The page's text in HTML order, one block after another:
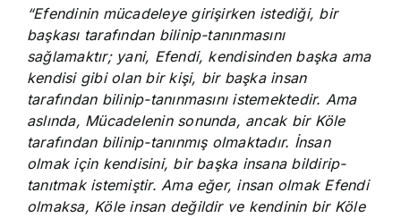
“Efendinin mücadeleye girişirken istediği, bir
başkası tarafından bilinip-tanınmasını
sağlamaktır; yani, Efendi, kendisinden başka ama
kendisi gibi olan bir kişi, bir başka insan
tarafından bilinip-tanınmasını istemektedir. Ama
aslında, Mücadelenin sonunda, ancak bir Köle
tarafından bilinip-tanınmış olmaktadır. İnsan
olmak için kendisini, bir başka insana bildirip-
tanıtmak istemiştir. Ama eğer, insan olmak Efendi
olmaksa, Köle insan değildir ve kendinin bir Köle